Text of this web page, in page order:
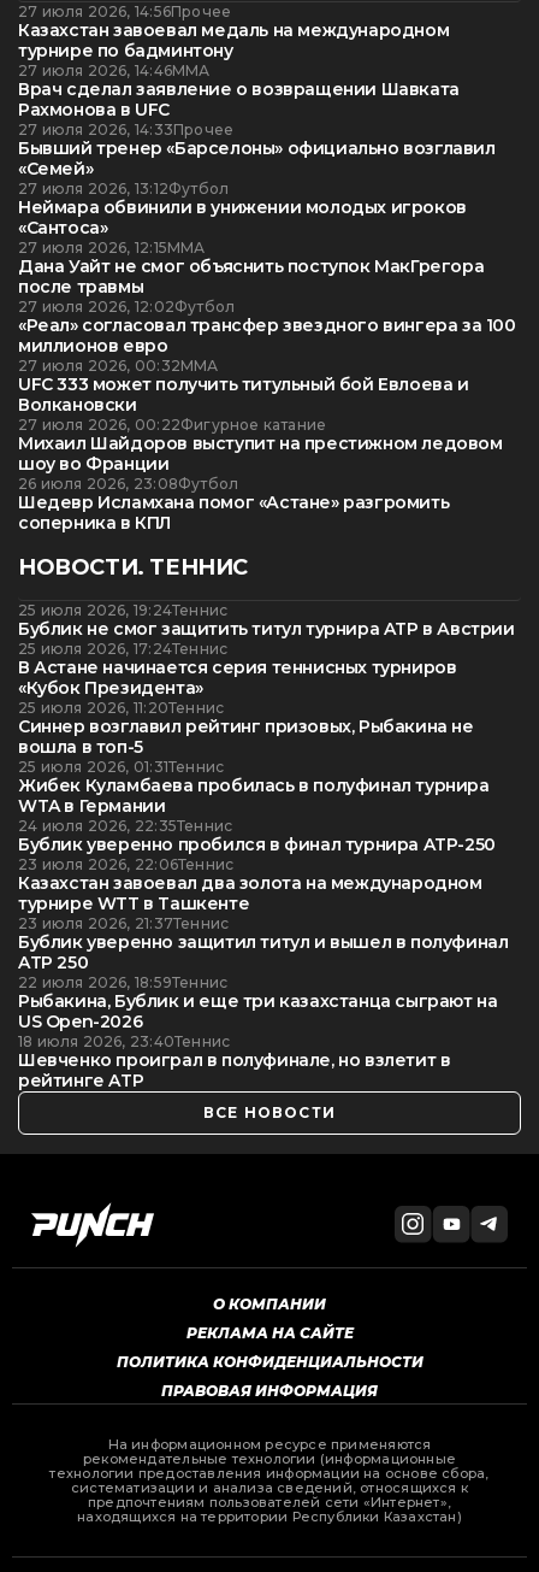
27 июля 2026, 14:56Прочее
Казахстан завоевал медаль на международном
турнире по бадминтону
27 июля 2026, 14:46ММА
Врач сделал заявление о возвращении Шавката
Рахмонова в UFC
27 июля 2026, 14:33Прочее
Бывший тренер «Барселоны» официально возглавил
«Семей»
27 июля 2026, 13:12Футбол
Неймара обвинили в унижении молодых игроков
«Сантоса»
27 июля 2026, 12:15ММА
Дана Уайт не смог объяснить поступок МакГрегора
после травмы
27 июля 2026, 12:02Футбол
«Реал» согласовал трансфер звездного вингера за 100
миллионов евро
27 июля 2026, 00:32ММА
UFC 333 может получить титульный бой Евлоева и
Волкановски
27 июля 2026, 00:22Фигурное катание
Михаил Шайдоров выступит на престижном ледовом
шоу во Франции
26 июля 2026, 23:08Футбол
Шедевр Исламхана помог «Астане» разгромить
соперника в КПЛ
НОВОСТИ. ТЕННИС
25 июля 2026, 19:24Теннис
Бублик не смог защитить титул турнира ATP в Австрии
25 июля 2026, 17:24Теннис
В Астане начинается серия теннисных турниров
«Кубок Президента»
25 июля 2026, 11:20Теннис
Синнер возглавил рейтинг призовых, Рыбакина не
вошла в топ-5
25 июля 2026, 01:31Теннис
Жибек Куламбаева пробилась в полуфинал турнира
WTA в Германии
24 июля 2026, 22:35Теннис
Бублик уверенно пробился в финал турнира ATP-250
23 июля 2026, 22:06Теннис
Казахстан завоевал два золота на международном
турнире WTT в Ташкенте
23 июля 2026, 21:37Теннис
Бублик уверенно защитил титул и вышел в полуфинал
ATP 250
22 июля 2026, 18:59Теннис
Рыбакина, Бублик и еще три казахстанца сыграют на
US Open-2026
18 июля 2026, 23:40Теннис
Шевченко проиграл в полуфинале, но взлетит в
рейтинге ATP
ВСЕ НОВОСТИ
О КОМПАНИИ
РЕКЛАМА НА САЙТЕ
ПОЛИТИКА КОНФИДЕНЦИАЛЬНОСТИ
ПРАВОВАЯ ИНФОРМАЦИЯ
На информационном ресурсе применяются
рекомендательные технологии (информационные
технологии предоставления информации на основе сбора,
систематизации и анализа сведений, относящихся к
предпочтениям пользователей сети «Интернет»,
находящихся на территории Республики Казахстан)